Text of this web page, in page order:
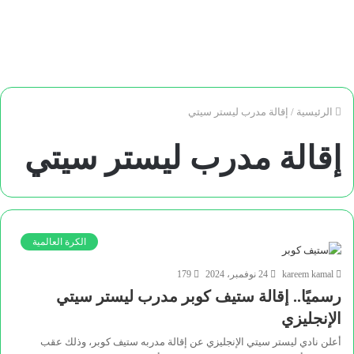
الرئيسية / إقالة مدرب ليستر سيتي
إقالة مدرب ليستر سيتي
الكرة العالمية
kareem kamal 24 نوفمبر، 2024 179
رسميًا.. إقالة ستيف كوبر مدرب ليستر سيتي
الإنجليزي
أعلن نادي ليستر سيتي الإنجليزي عن إقالة مدربه ستيف كوبر، وذلك عقب